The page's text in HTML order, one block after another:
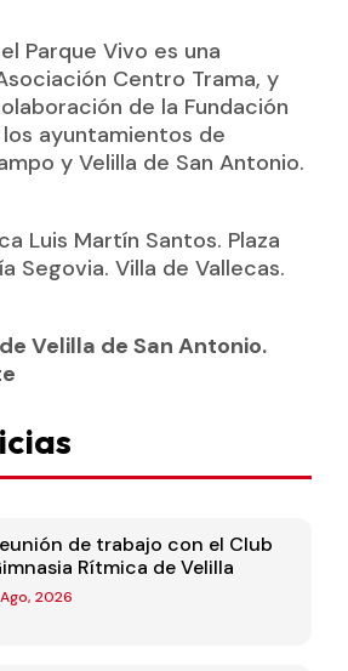
Parque Vivo es una
Centro Trama, y
de la Fundación
ayuntamientos de
y Velilla de San Antonio.
Luis Martín Santos. Plaza
Segovia. Villa de Vallecas.
Velilla de San Antonio.
de trabajo con el Club
Rítmica de Velilla
2026